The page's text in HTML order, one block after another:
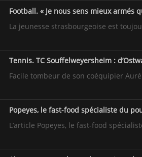
Football. « Je nous sens mieux
La jeunesse strasbourgeoise est
Tennis. TC Souffelweyersheim :
Facile tombeur de son coéquipier
Popeyes, le fast-food spécialiste du
L’article Popeyes, le fast-food